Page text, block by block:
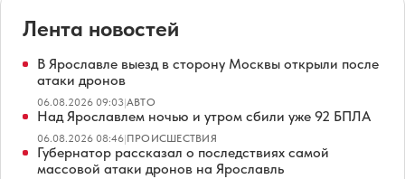
Лента новостей
В Ярославле выезд в сторону Москвы открыли после
атаки дронов
06.08.2026 09:03|АВТО
Над Ярославлем ночью и утром сбили уже 92 БПЛА
06.08.2026 08:46|ПРОИСШЕСТВИЯ
Губернатор рассказал о последствиях самой
массовой атаки дронов на Ярославль